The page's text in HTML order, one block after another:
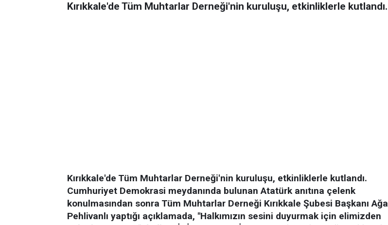
Kırıkkale'de Tüm Muhtarlar Derneği'nin kuruluşu, etkinliklerle kutlandı.
Kırıkkale'de Tüm Muhtarlar Derneği'nin kuruluşu, etkinliklerle kutlandı.
Cumhuriyet Demokrasi meydanında bulunan Atatürk anıtına çelenk
konulmasından sonra Tüm Muhtarlar Derneği Kırıkkale Şubesi Başkanı Ağa
Pehlivanlı yaptığı açıklamada, "Halkımızın sesini duyurmak için elimizden